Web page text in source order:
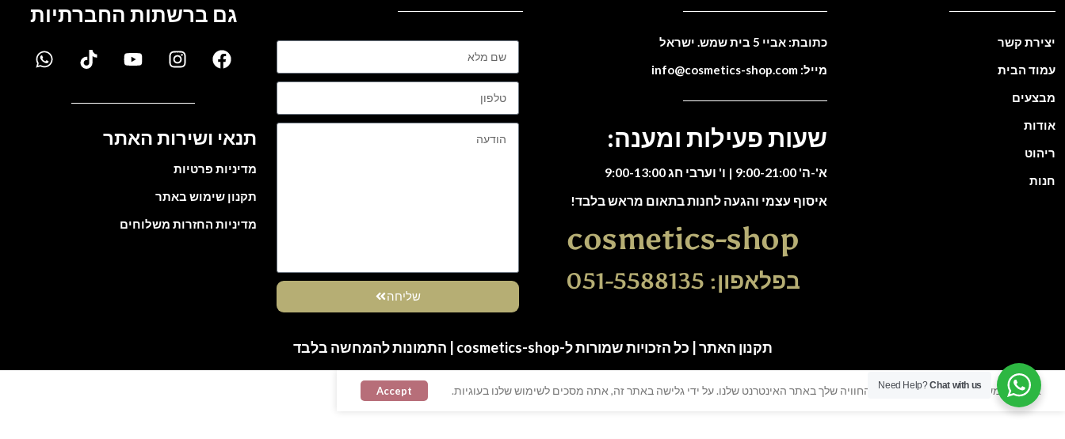
יצירת קשר
עמוד הבית
מבצעים
אודות
ריהוט
חנות
כתובת: אביי 5 בית שמש. ישראל
מייל: info@cosmetics-shop.com
שעות פעילות ומענה:
א'-ה' 9:00-21:00 | ו' וערבי חג 9:00-13:00
איסוף עצמי והגעה לחנות בתאום מראש בלבד!
cosmetics-shop
בפלאפון: 051-5588135
שליחה
גם ברשתות החברתיות
תנאי ושירות האתר
מדיניות פרטיות
תקנון שימוש באתר
מדיניות החזרות משלוחים
תקנון האתר | כל הזכויות שמורות ל-cosmetics-shop | התמונות להמחשה בלבד
אנו משתמשים בעוגיות כדי לשפר את החוויה שלך באתר האינטרנט שלנו. על ידי גלישה באתר זה, אתה מסכים לשימוש שלנו בעוגיות. Accept Need Help?Chat with us